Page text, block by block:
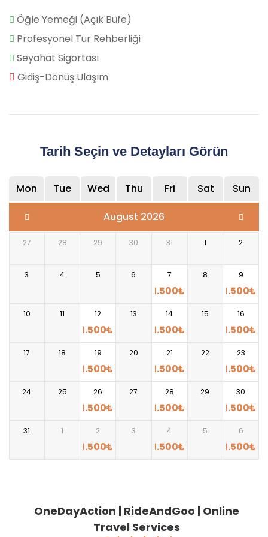
Öğle Yemeği (Açık Büfe)
Profesyonel Tur Rehberliği
Seyahat Sigortası
Gidiş-Dönüş Ulaşım
Tarih Seçin ve Detayları Görün
Mon Tue Wed Thu Fri Sat Sun
August 2026
27 28 29 30 31 1 2
3 4 5 6 7
1.500₺
8 9
1.500₺
10 11 12
1.500₺
13 14
1.500₺
15 16
1.500₺
17 18 19
1.500₺
20 21
1.500₺
22 23
1.500₺
24 25 26
1.500₺
27 28
1.500₺
29 30
1.500₺
31 1 2
1.500₺
3 4
1.500₺
5 6
1.500₺
OneDayAction | RideAndGoo | Online
Travel Services